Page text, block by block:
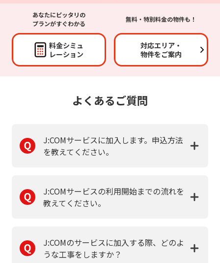
あなたにピッタリの
プランがすぐわかる
料金シミュ
レーション
無料・特別料金の物件も！
対応エリア・
物件をご案内
よくあるご質問
J:COMサービスに加入します。申込方法
を教えてください。
J:COMサービスの利用開始までの流れを
教えてください。
J:COMのサービスに加入する際、どのよ
うな工事をしますか？